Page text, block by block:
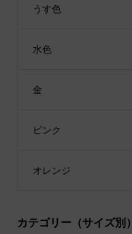
うす色
水色
金
ピンク
オレンジ
カテゴリー（サイズ別）